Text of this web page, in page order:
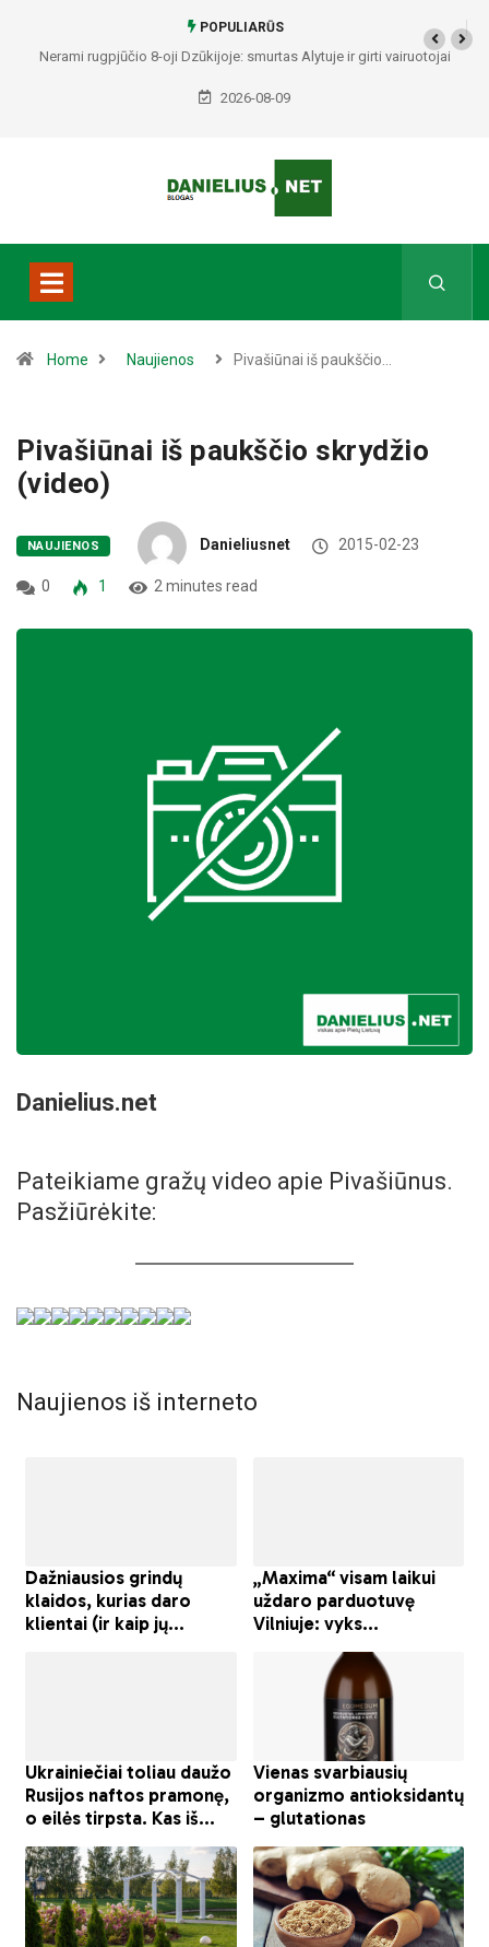
POPULIARŪS
Nerami rugpjūčio 8-oji Dzūkijoje: smurtas Alytuje ir girti vairuotojai
Druskininkuose bei Varėnos rajone
2026-08-09
Home Naujienos Pivašiūnai iš paukščio…
Pivašiūnai iš paukščio skrydžio
(video)
NAUJIENOS Danieliusnet 2015-02-23
0 1 2 minutes read
Danielius.net
Pateikiame gražų video apie Pivašiūnus.
Pasžiūrėkite:
Naujienos iš interneto